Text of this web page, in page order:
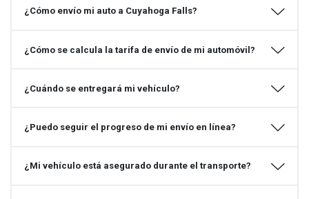
¿Cómo envío mi auto a Cuyahoga Falls?
¿Cómo se calcula la tarifa de envío de mi automóvil?
¿Cuándo se entregará mi vehículo?
¿Puedo seguir el progreso de mi envío en línea?
¿Mi vehículo está asegurado durante el transporte?